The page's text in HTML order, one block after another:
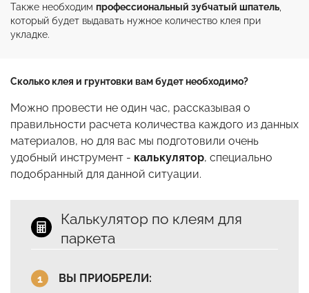
Также необходим профессиональный зубчатый шпатель
который будет выдавать нужное количество клея при
укладке.
Сколько клея и грунтовки вам будет необходимо?
Можно провести не один час, рассказывая о
правильности расчета количества каждого из данных
материалов, но для вас мы подготовили очень
удобный инструмент - калькулятор, специально
подобранный для данной ситуации.
Калькулятор по клеям для
паркета
ВЫ ПРИОБРЕЛИ: